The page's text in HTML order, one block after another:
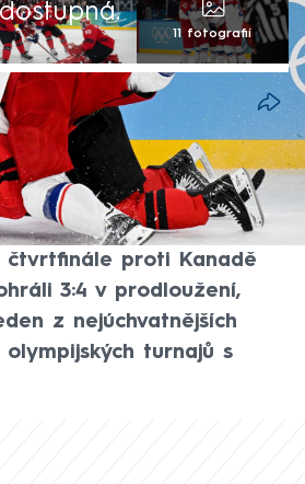
dostupná.
11 fotografií
slýchali stesky
na olympiádě v Miláně
zápal, jak jsou zranitelní.
čtvrtfinále proti Kanadě
3:4 v prodloužení,
z nejúchvatnějších
turnajů s